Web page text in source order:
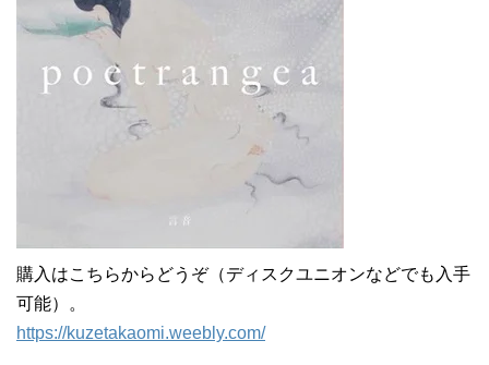
購入はこちらからどうぞ（ディスクユニオンなどでも入手
可能）。
https://kuzetakaomi.weebly.com/